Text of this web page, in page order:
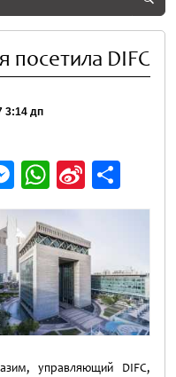
посетила DIFC
3:14 дп
Messenger
WhatsApp
Sina
Weibo
управляющий DIFC,